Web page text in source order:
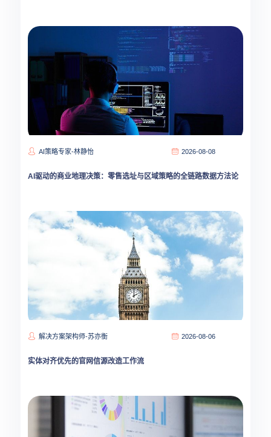
AI策略专家-林静怡 2026-08-08
AI驱动的商业地理决策：零售选址与区域策略的全链路数据方法论
解决方案架构师-苏亦衡 2026-08-06
实体对齐优先的官网信源改造工作流